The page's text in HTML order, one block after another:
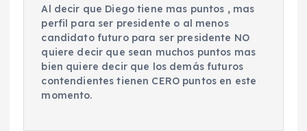
Al decir que Diego tiene mas puntos , mas
perfil para ser presidente o al menos
candidato futuro para ser presidente NO
quiere decir que sean muchos puntos mas
bien quiere decir que los demás futuros
contendientes tienen CERO puntos en este
momento.